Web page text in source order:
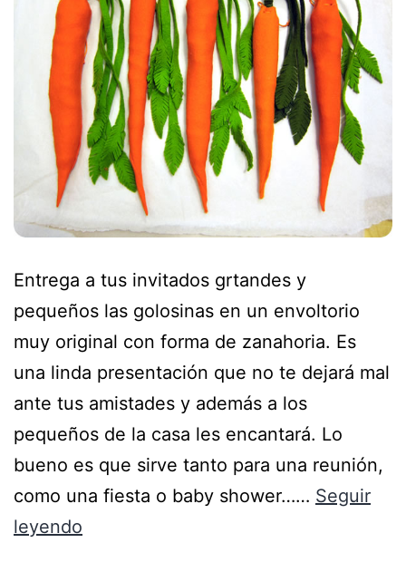
Entrega a tus invitados grtandes y
pequeños las golosinas en un envoltorio
muy original con forma de zanahoria. Es
una linda presentación que no te dejará mal
ante tus amistades y además a los
pequeños de la casa les encantará. Lo
bueno es que sirve tanto para una reunión,
como una fiesta o baby shower…… Seguir
leyendo